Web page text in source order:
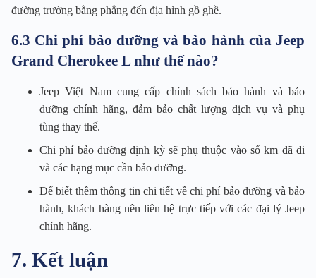
đường trường bằng phẳng đến địa hình gồ ghề.
6.3 Chi phí bảo dưỡng và bảo hành của Jeep
Grand Cherokee L như thế nào?
Jeep Việt Nam cung cấp chính sách bảo hành và bảo
dưỡng chính hãng, đảm bảo chất lượng dịch vụ và phụ
tùng thay thế.
Chi phí bảo dưỡng định kỳ sẽ phụ thuộc vào số km đã đi
và các hạng mục cần bảo dưỡng.
Để biết thêm thông tin chi tiết về chi phí bảo dưỡng và bảo
hành, khách hàng nên liên hệ trực tiếp với các đại lý Jeep
chính hãng.
7. Kết luận